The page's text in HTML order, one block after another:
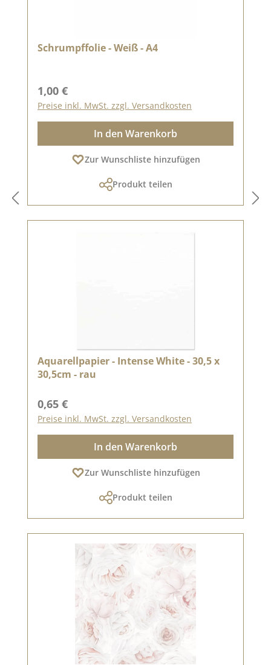
Schrumpffolie - Weiß - A4
Regulärer Preis:
1,00 €
Preise inkl. MwSt. zzgl. Versandkosten
In den Warenkorb
Zur Wunschliste hinzufügen
Produkt teilen
Aquarellpapier - Intense White - 30,5 x
30,5cm - rau
Regulärer Preis:
0,65 €
Preise inkl. MwSt. zzgl. Versandkosten
In den Warenkorb
Zur Wunschliste hinzufügen
Produkt teilen